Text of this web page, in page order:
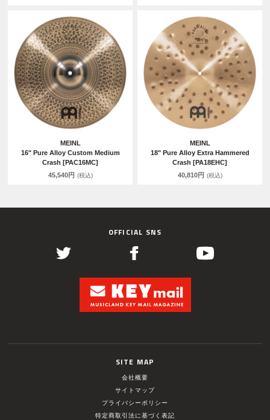
MEINL
16" Pure Alloy Custom Medium
Crash [PAC16MC]
45,540円 (税込)
MEINL
18" Pure Alloy Extra Hammered
Crash [PA18EHC]
40,810円 (税込)
OFFICIAL SNS
SITE MAP
会社概要
サイトマップ
プライバシーポリシー
特定商取引法に基づく表記